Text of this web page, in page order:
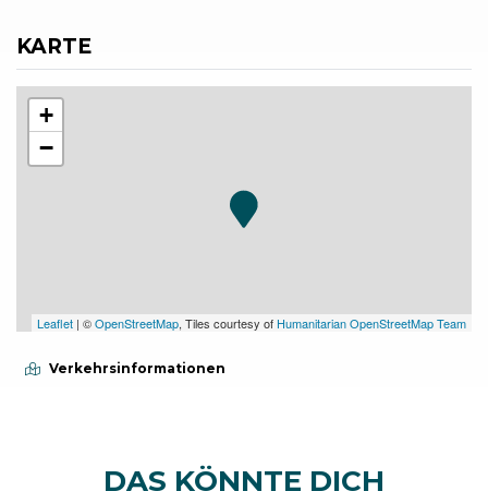
KARTE
+
−
Leaflet | ©OpenStreetMap, Tiles courtesy of Humanitarian OpenStreetMap Team
Verkehrsinformationen
DAS KÖNNTE DICH